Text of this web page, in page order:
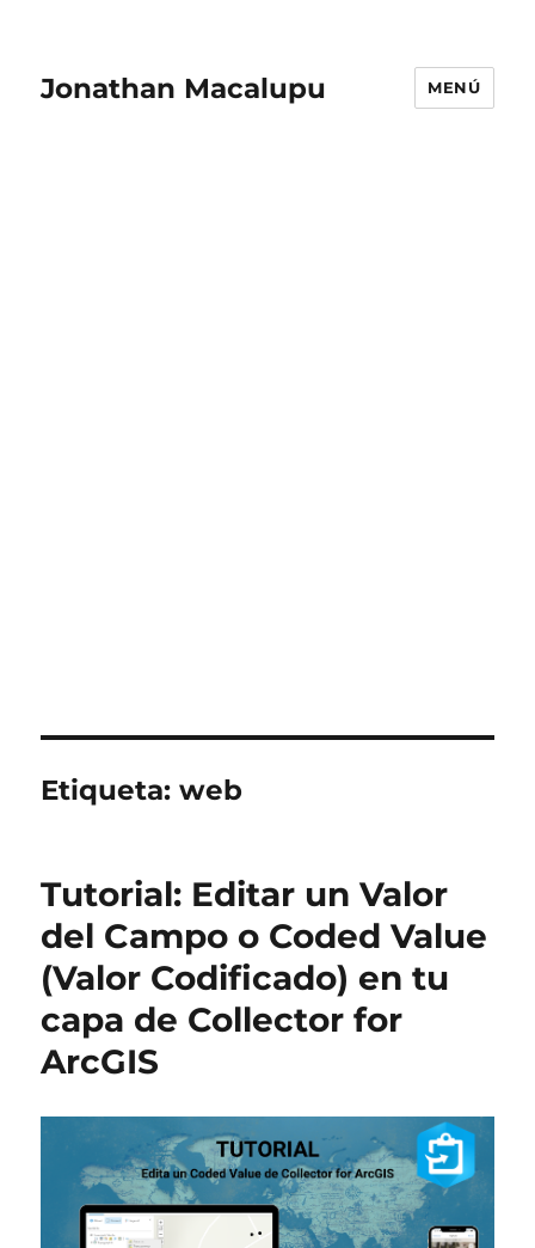
Jonathan Macalupu MENÚ
Etiqueta:web
Tutorial: Editar un Valor
del Campo o Coded Value
(Valor Codificado) en tu
capa de Collector for
ArcGIS